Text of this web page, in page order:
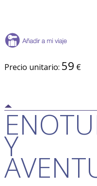
Precio unitario: 59 €
Y